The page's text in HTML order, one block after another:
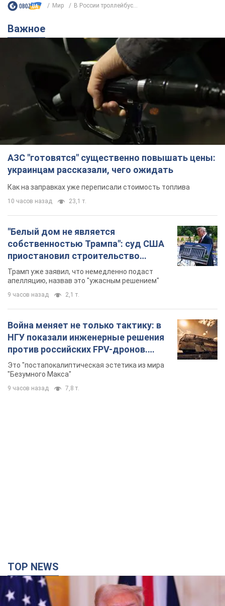
Мир В России троллейбус...
Важное
АЗС "готовятся" существенно повышать цены:
украинцам рассказали, чего ожидать
Как на заправках уже переписали стоимость топлива
10 часов назад 23,1 т.
"Белый дом не является
собственностью Трампа": суд США
приостановил строительство
бального зала стоимостью 400 млн
долларов
Трамп уже заявил, что немедленно подаст
апелляцию, назвав это "ужасным решением"
9 часов назад 2,1 т.
Война меняет не только тактику: в
НГУ показали инженерные решения
против российских FPV-дронов.
Фото
Это "постапокалиптическая эстетика из мира
"Безумного Макса"
9 часов назад 7,8 т.
TOP NEWS